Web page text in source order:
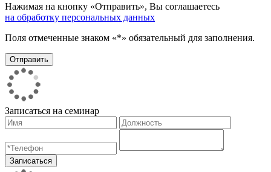
Нажимая на кнопку «Отправить», Вы соглашаетесь
на обработку персональных данных
Поля отмеченные знаком «*» обязательный для заполнения.
Записаться на семинар